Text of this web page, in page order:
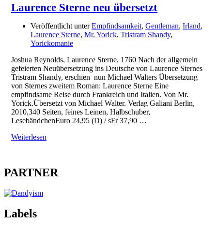
Laurence Sterne neu übersetzt
Veröffentlicht unterEmpfindsamkeit, Gentleman, Irland,
Laurence Sterne, Mr. Yorick, Tristram Shandy,
Yorickomanie
Joshua Reynolds, Laurence Sterne, 1760 Nach der allgemein
gefeierten Neuübersetzung ins Deutsche von Laurence Sternes
Tristram Shandy, erschien nun Michael Walters Übersetzung
von Sternes zweitem Roman: Laurence Sterne Eine
empfindsame Reise durch Frankreich und Italien. Von Mr.
Yorick.Übersetzt von Michael Walter. Verlag Galiani Berlin,
2010,340 Seiten, feines Leinen, Halbschuber,
LesebändchenEuro 24,95 (D) / sFr 37,90 …
Weiterlesen
PARTNER
Labels